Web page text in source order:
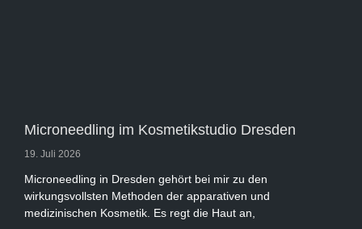
Microneedling im Kosmetikstudio Dresden
19. Juli 2026
Microneedling in Dresden gehört bei mir zu den
wirkungsvollsten Methoden der apparativen und
medizinischen Kosmetik. Es regt die Haut an,